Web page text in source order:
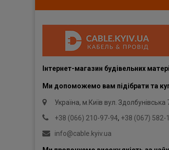
Інтернет-магазин будівельних
Ми допоможемо вам підібрати та
Україна, м.Київ вул. Здолбунівська
+38 (066) 210-97-94, +38 (067) 582-
info@cable.kyiv.ua